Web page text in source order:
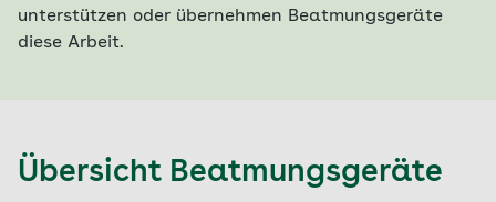
unterstützen oder übernehmen Beatmungsgeräte
diese Arbeit.
Übersicht Beatmungsgeräte